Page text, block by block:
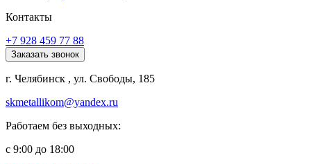
Контакты
+7 928 459 77 88
Заказать звонок
г. Челябинск , ул. Свободы, 185
skmetallikom@yandex.ru
Работаем без выходных:
с 9:00 до 18:00